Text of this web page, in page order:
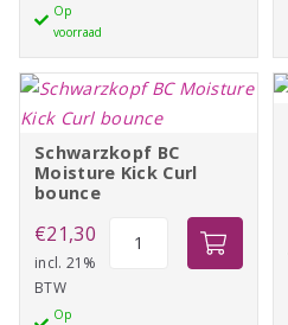
Op
voorraad
Foam
200ml
Schwarzkopf BC
Moisture Kick Curl
bounce
€21,30
incl. 21%
BTW
Op
Schwarzkopf